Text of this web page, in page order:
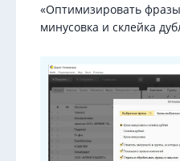
«Оптимизировать
минусовка и склейка